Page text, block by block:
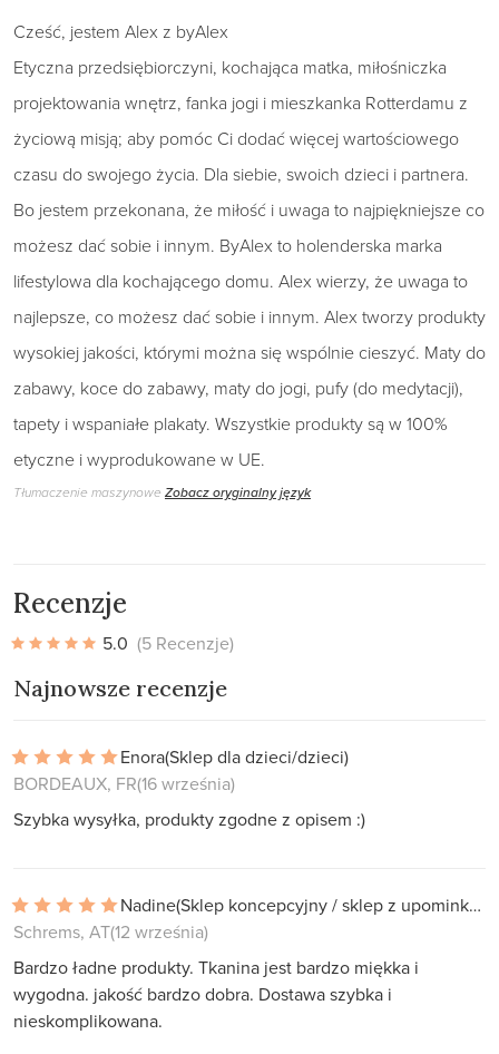
Cześć, jestem Alex z byAlex
Etyczna przedsiębiorczyni, kochająca matka, miłośniczka
projektowania wnętrz, fanka jogi i mieszkanka Rotterdamu z
życiową misją; aby pomóc Ci dodać więcej wartościowego
czasu do swojego życia. Dla siebie, swoich dzieci i partnera.
Bo jestem przekonana, że ​​miłość i uwaga to najpiękniejsze co
możesz dać sobie i innym. ByAlex to holenderska marka
lifestylowa dla kochającego domu. Alex wierzy, że uwaga to
najlepsze, co możesz dać sobie i innym. Alex tworzy produkty
wysokiej jakości, którymi można się wspólnie cieszyć. Maty do
zabawy, koce do zabawy, maty do jogi, pufy (do medytacji),
tapety i wspaniałe plakaty. Wszystkie produkty są w 100%
etyczne i wyprodukowane w UE.
Tłumaczenie maszynowe Zobacz oryginalny język
Recenzje
5.0 (5 Recenzje)
Najnowsze recenzje
Enora(Sklep dla dzieci/dzieci)
BORDEAUX, FR(16 września)
Szybka wysyłka, produkty zgodne z opisem :)
Nadine
(Sklep koncepcyjny / sklep z upominkami)
Schrems, AT(12 września)
Bardzo ładne produkty. Tkanina jest bardzo miękka i
wygodna. jakość bardzo dobra. Dostawa szybka i
nieskomplikowana.